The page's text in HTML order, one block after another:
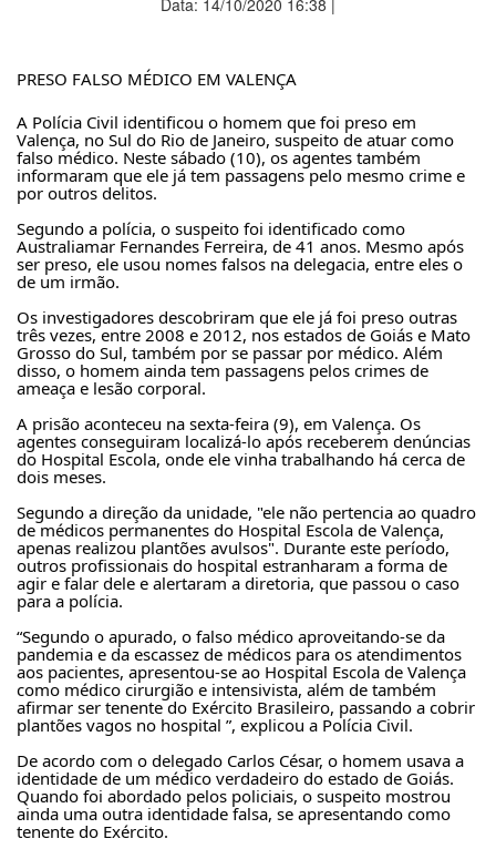
Data: 14/10/2020 16:38 |
PRESO FALSO MÉDICO EM VALENÇA
A Polícia Civil identificou o homem que foi preso em
Valença, no Sul do Rio de Janeiro, suspeito de atuar como
falso médico. Neste sábado (10), os agentes também
informaram que ele já tem passagens pelo mesmo crime e
por outros delitos.
Segundo a polícia, o suspeito foi identificado como
Australiamar Fernandes Ferreira, de 41 anos. Mesmo após
ser preso, ele usou nomes falsos na delegacia, entre eles o
de um irmão.
Os investigadores descobriram que ele já foi preso outras
três vezes, entre 2008 e 2012, nos estados de Goiás e Mato
Grosso do Sul, também por se passar por médico. Além
disso, o homem ainda tem passagens pelos crimes de
ameaça e lesão corporal.
A prisão aconteceu na sexta-feira (9), em Valença. Os
agentes conseguiram localizá-lo após receberem denúncias
do Hospital Escola, onde ele vinha trabalhando há cerca de
dois meses.
Segundo a direção da unidade, "ele não pertencia ao quadro
de médicos permanentes do Hospital Escola de Valença,
apenas realizou plantões avulsos". Durante este período,
outros profissionais do hospital estranharam a forma de
agir e falar dele e alertaram a diretoria, que passou o caso
para a polícia.
“Segundo o apurado, o falso médico aproveitando-se da
pandemia e da escassez de médicos para os atendimentos
aos pacientes, apresentou-se ao Hospital Escola de Valença
como médico cirurgião e intensivista, além de também
afirmar ser tenente do Exército Brasileiro, passando a cobrir
plantões vagos no hospital ”, explicou a Polícia Civil.
De acordo com o delegado Carlos César, o homem usava a
identidade de um médico verdadeiro do estado de Goiás.
Quando foi abordado pelos policiais, o suspeito mostrou
ainda uma outra identidade falsa, se apresentando como
tenente do Exército.